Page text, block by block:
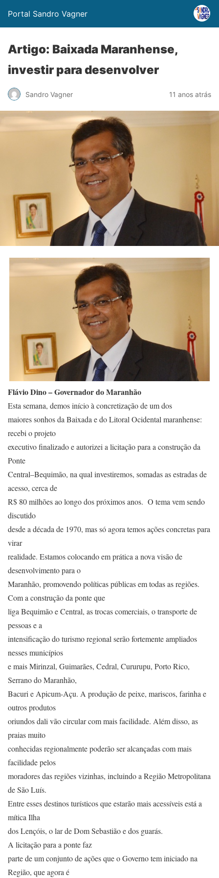
Portal Sandro Vagner
Artigo: Baixada Maranhense,
investir para desenvolver
Sandro Vagner 11 anos atrás
Flávio Dino – Governador do Maranhão
Esta semana, demos início à concretização de um dos
maiores sonhos da Baixada e do Litoral Ocidental maranhense:
recebi o projeto
executivo finalizado e autorizei a licitação para a construção da
Ponte
Central–Bequimão, na qual investiremos, somadas as estradas de
acesso, cerca de
R$ 80 milhões ao longo dos próximos anos. O tema vem sendo
discutido
desde a década de 1970, mas só agora temos ações concretas para
virar
realidade. Estamos colocando em prática a nova visão de
desenvolvimento para o
Maranhão, promovendo políticas públicas em todas as regiões.
Com a construção da ponte que
liga Bequimão e Central, as trocas comerciais, o transporte de
pessoas e a
intensificação do turismo regional serão fortemente ampliados
nesses municípios
e mais Mirinzal, Guimarães, Cedral, Cururupu, Porto Rico,
Serrano do Maranhão,
Bacuri e Apicum-Açu. A produção de peixe, mariscos, farinha e
outros produtos
oriundos dali vão circular com mais facilidade. Além disso, as
praias muito
conhecidas regionalmente poderão ser alcançadas com mais
facilidade pelos
moradores das regiões vizinhas, incluindo a Região Metropolitana
de São Luís.
Entre esses destinos turísticos que estarão mais acessíveis está a
mítica Ilha
dos Lençóis, o lar de Dom Sebastião e dos guarás.
A licitação para a ponte faz
parte de um conjunto de ações que o Governo tem iniciado na
Região, que agora é